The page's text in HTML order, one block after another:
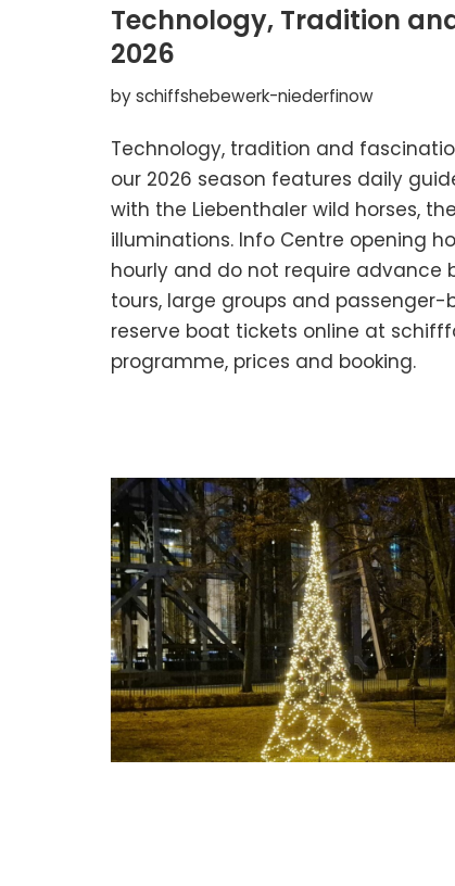
Technology, Tradition
2026
byschiffshebewerk-niederfinow
Technology, tradition and
our 2026 season features daily
with the Liebenthaler wild horses,
illuminations. Info Centre opening
hourly and do not require advance
tours, large groups and
reserve boat tickets online at
programme, prices and booking.